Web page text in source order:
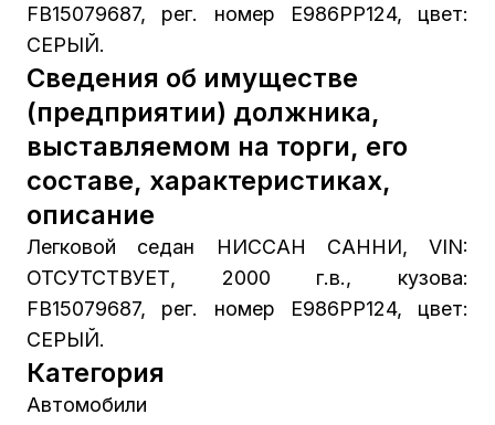
FB15079687, рег. номер Е986РР124, цвет:
СЕРЫЙ.
Сведения об имуществе
(предприятии) должника,
выставляемом на торги, его
составе, характеристиках,
описание
Легковой седан НИССАН САННИ, VIN:
ОТСУТСТВУЕТ, 2000 г.в., кузова:
FB15079687, рег. номер Е986РР124, цвет:
СЕРЫЙ.
Категория
Автомобили